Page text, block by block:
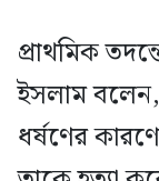
প্রাথমিক
ইসলাম বলেন,
ধর্ষণের